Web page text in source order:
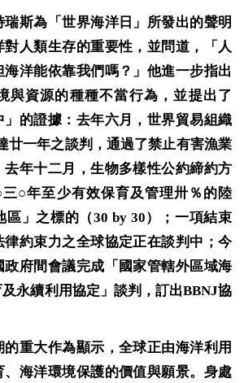
斯為「世界海洋日」所發出的聲明
對人類生存的重要性，並問道，「人
洋能依靠我們嗎？」他進一步指出
與資源的種種不當行為，並提出了
」的證據：去年六月，世界貿易組織
廿一年之談判，通過了禁止有害漁業
去年十二月，生物多樣性公約締約方
○年至少有效保育及管理卅％的陸
區」之標的（30 by 30）；一項結束
律約束力之全球協定正在談判中；今
政府間會議完成「國家管轄外區域海
永續利用協定」談判，訂出BBNJ協
重大作為顯示，全球正由海洋利用
、海洋環境保護的價值與願景。身處